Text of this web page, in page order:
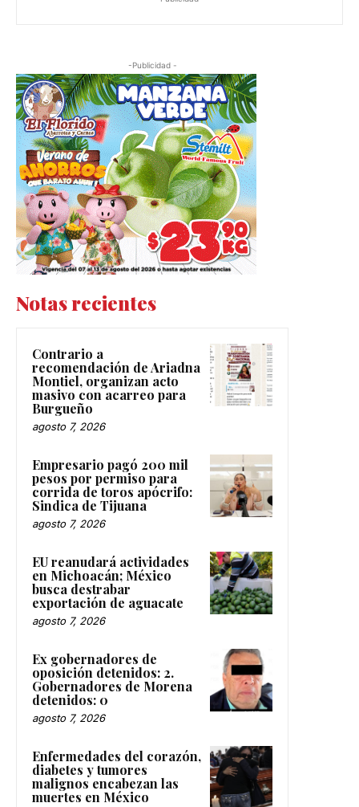
-Publicidad -
Notas recientes
Contrario a
recomendación de Ariadna
Montiel, organizan acto
masivo con acarreo para
Burgueño
agosto 7, 2026
Empresario pagó 200 mil
pesos por permiso para
corrida de toros apócrifo:
Sindica de Tijuana
agosto 7, 2026
EU reanudará actividades
en Michoacán; México
busca destrabar
exportación de aguacate
agosto 7, 2026
Ex gobernadores de
oposición detenidos: 2.
Gobernadores de Morena
detenidos: 0
agosto 7, 2026
Enfermedades del corazón,
diabetes y tumores
malignos encabezan las
muertes en México